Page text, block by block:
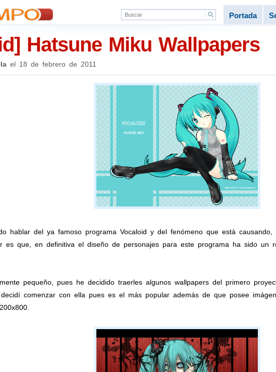
Portada
Hatsune Miku Wallpapers
el 18 de febrero de 2011
hablar del ya famoso programa Vocaloid y del fenómeno que está
es que, en definitiva el diseño de personajes para este programa ha sido un
pequeño, pues he decidido traerles algunos wallpapers del primero
comenzar con ella pues es el más popular además de que posee